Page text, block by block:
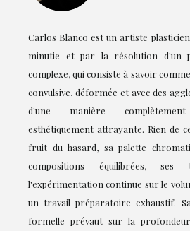
Carlos Blanco est un artiste
minutie et par la résolution d'un
complexe, qui consiste à savoir
convulsive, déformée et avec des
d'une manière
esthétiquement attrayante. Rien de
fruit du hasard, sa palette
compositions équilibrées,
l'expérimentation continue sur le
un travail préparatoire exhaustif.
formelle prévaut sur la profondeur